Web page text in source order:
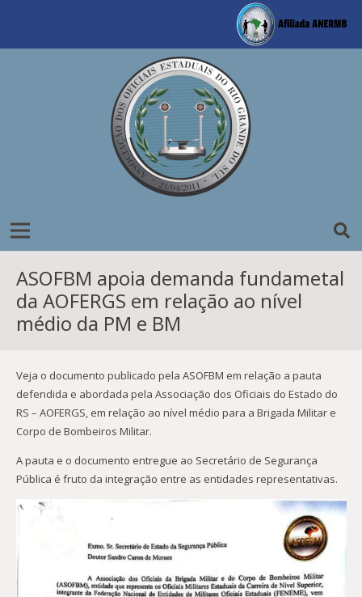
ASOFBM apoia demanda fundametal
da AOFERGS em relação ao nível
médio da PM e BM
Veja o documento publicado pela ASOFBM em relação a pauta
defendida e abordada pela Associação dos Oficiais do Estado do
RS – AOFERGS, em relação ao nível médio para a Brigada Militar e
Corpo de Bombeiros Militar.
A pauta e o documento entregue ao Secretário de Segurança
Pública é fruto da integração entre as entidades representativas.